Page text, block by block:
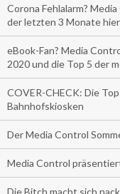
Corona Fehlalarm?
der letzten 3 Monate hier
eBook-Fan? Media
2020 und die Top 5 der
COVER-CHECK: Die
Bahnhofskiosken
Der Media Control
Media Control
Die Bitch macht sich